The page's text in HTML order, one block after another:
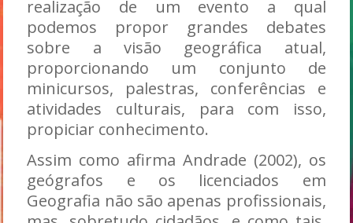
realização de um evento a qual
podemos propor grandes debates
sobre a visão geográfica atual,
proporcionando um conjunto de
minicursos, palestras, conferências e
atividades culturais, para com isso,
propiciar conhecimento.
Assim como afirma Andrade (2002), os
geógrafos e os licenciados em
Geografia não são apenas profissionais,